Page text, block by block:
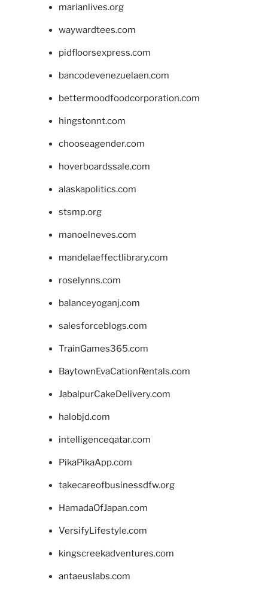
marianlives.org
waywardtees.com
pidfloorsexpress.com
bancodevenezuelaen.com
bettermoodfoodcorporation.com
hingstonnt.com
chooseagender.com
hoverboardssale.com
alaskapolitics.com
stsmp.org
manoelneves.com
mandelaeffectlibrary.com
roselynns.com
balanceyoganj.com
salesforceblogs.com
TrainGames365.com
BaytownEvaCationRentals.com
JabalpurCakeDelivery.com
halobjd.com
intelligenceqatar.com
PikaPikaApp.com
takecareofbusinessdfw.org
HamadaOfJapan.com
VersifyLifestyle.com
kingscreekadventures.com
antaeuslabs.com